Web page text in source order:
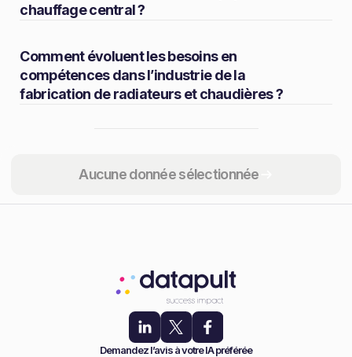
Aucune donnée sélectionnée
chauffage central ?
Comment évoluent les besoins en
compétences dans l’industrie de la
fabrication de radiateurs et chaudières ?
Partager
Demandez l’avis à votre IA préférée